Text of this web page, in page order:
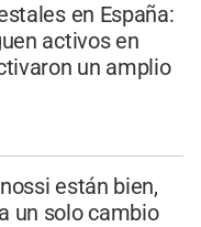
en España:
activos en
un amplio
están bien,
un solo cambio